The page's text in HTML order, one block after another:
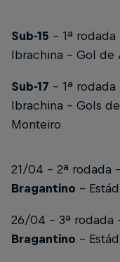
Sub-15 - 1ª rodada
Ibrachina - Gol de
Sub-17 - 1ª rodada
Ibrachina - Gols
Monteiro
21/04 - 2ª rodada
Bragantino -
26/04 - 3ª rodada
Bragantino -